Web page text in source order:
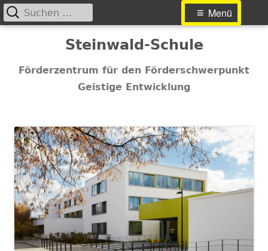
Inhalt
Steinwald-Schule
Förderzentrum für den Förderschwerpunkt
Geistige Entwicklung
Primäres
Menü
Suchen
nach: